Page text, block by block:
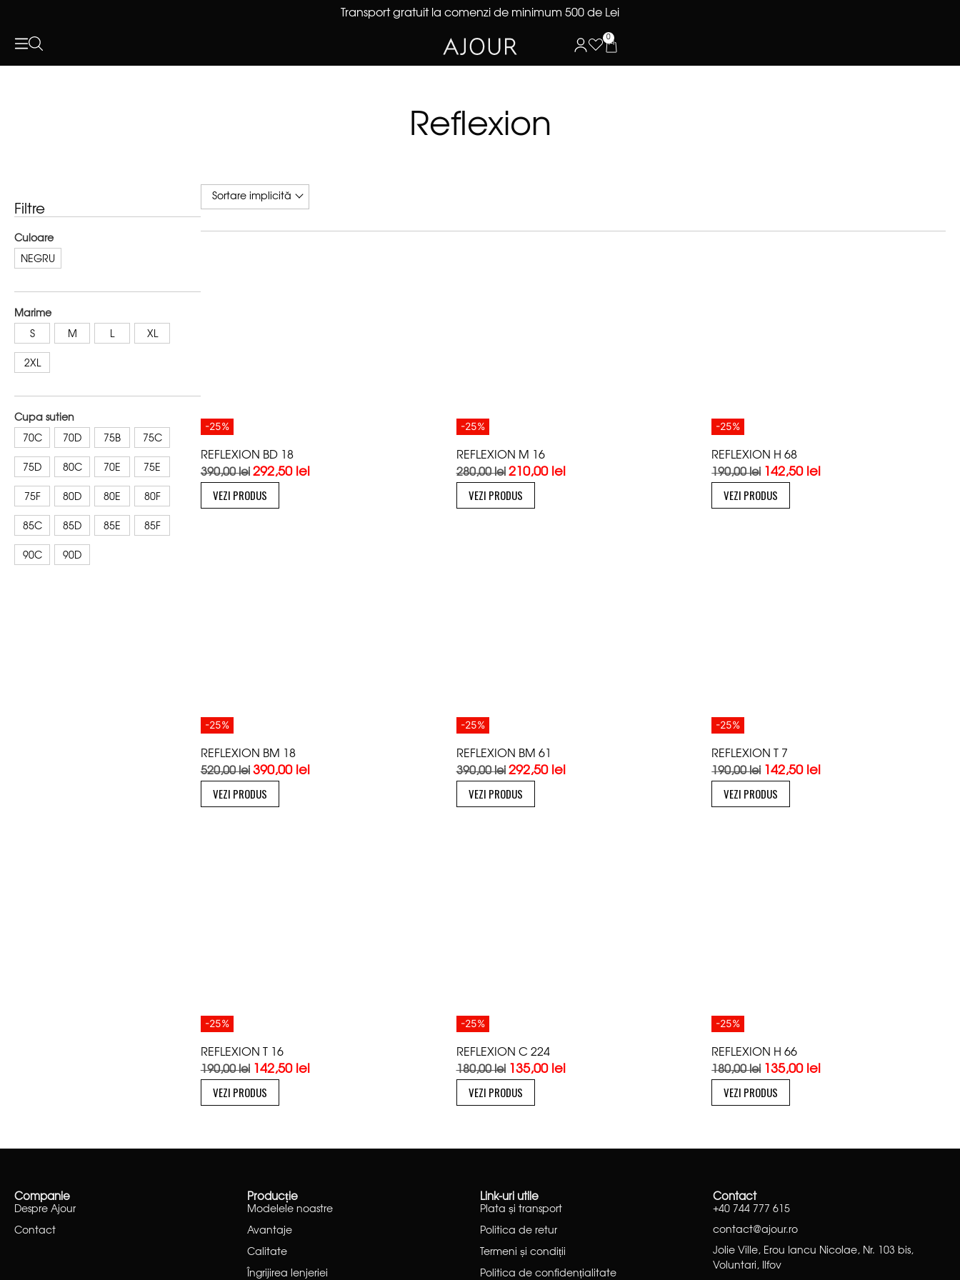
Transport gratuit la comenzi de minimum 500 de Lei
0
Reflexion
Filtre
Culoare
NEGRU
Marime
S M L XL
2XL
Cupa sutien
70C 70D 75B 75C
75D 80C 70E 75E
75F 80D 80E 80F
85C 85D 85E 85F
90C 90D
-25%
REFLEXION BD 18
390,00lei 292,50 lei
VEZI PRODUS
-25%
REFLEXION M 16
280,00lei 210,00 lei
VEZI PRODUS
-25%
REFLEXION H 68
190,00lei 142,50 lei
VEZI PRODUS
-25%
REFLEXION BM 18
520,00lei 390,00 lei
VEZI PRODUS
-25%
REFLEXION BM 61
390,00lei 292,50 lei
VEZI PRODUS
-25%
REFLEXION T 7
190,00lei 142,50 lei
VEZI PRODUS
-25%
REFLEXION T 16
190,00lei 142,50 lei
VEZI PRODUS
-25%
REFLEXION C 224
180,00lei 135,00 lei
VEZI PRODUS
-25%
REFLEXION H 66
180,00lei 135,00 lei
VEZI PRODUS
Companie
Despre Ajour
Contact
Producție
Modelele noastre
Avantaje
Calitate
Îngrijirea lenjeriei
Link-uri utile
Plata și transport
Politica de retur
Termeni și condiții
Politica de confidențialitate
Contact
+40 744 777 615
contact@ajour.ro
Jolie Ville, Erou Iancu Nicolae, Nr. 103 bis,
Voluntari, Ilfov